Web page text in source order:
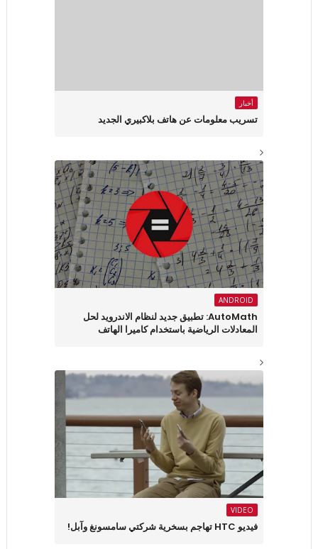
أخبار
تسريب معلومات عن هاتف بلاكبيري الجديد
ANDROID
AutoMath: تطبيق جديد لنظام الاندرويد لحل
المعادلات الرياضية باستخدام كاميرا الهاتف
VIDEO
فيديو HTC تهاجم بسخرية شركتي سامسونغ وآبل!